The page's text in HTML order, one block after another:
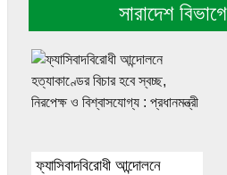
সারাদেশ
ফ্যাসিবাদবিরোধী আন্দোলনে